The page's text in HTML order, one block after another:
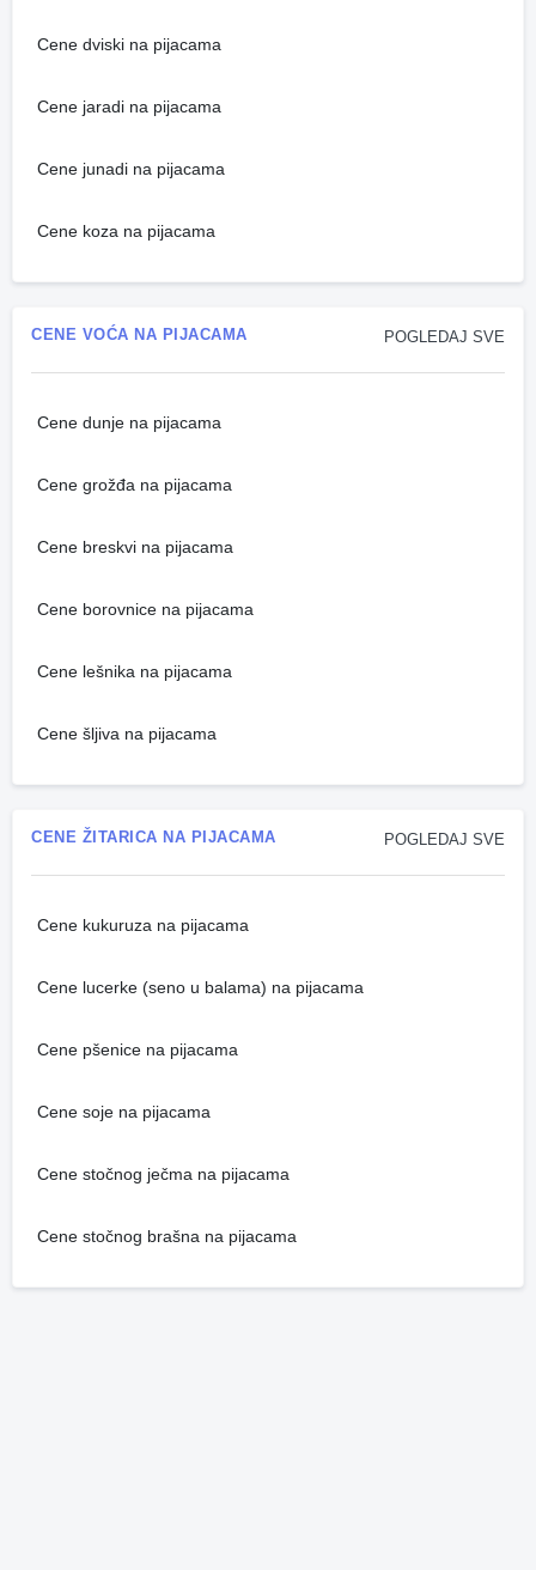
Cene dviski na pijacama
Cene jaradi na pijacama
Cene junadi na pijacama
Cene koza na pijacama
POGLEDAJ SVE
CENE VOĆA NA PIJACAMA
Cene dunje na pijacama
Cene grožđa na pijacama
Cene breskvi na pijacama
Cene borovnice na pijacama
Cene lešnika na pijacama
Cene šljiva na pijacama
POGLEDAJ SVE
CENE ŽITARICA NA PIJACAMA
Cene kukuruza na pijacama
Cene lucerke (seno u balama) na pijacama
Cene pšenice na pijacama
Cene soje na pijacama
Cene stočnog ječma na pijacama
Cene stočnog brašna na pijacama